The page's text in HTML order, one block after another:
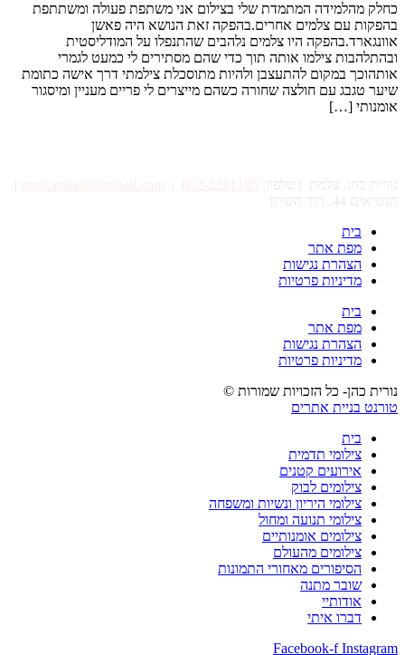
כחלק מהלמידה המתמדת שלי בצילום אני משתפת פעולה ומשתתפת
בהפקות עם צלמים אחרים.בהפקה זאת הנושא היה פאשן
אוונגארד.בהפקה היו צלמים נלהבים שהתנפלו על המודליסטית
ובהתלהבות צילמו אותה תוך כדי שהם מסתירים לי כמעט לגמרי
אותהוכך במקום להתעצבן ולהיות מתוסכלת צילמתי דרך אישה כתומת
שיער טגבג עם חולצה שחורה כשהם מייצרים לי פריים מעניין ומיסגור
אומנותי […]
בית
מפת אתר
הצהרת נגישות
מדיניות פרטיות
בית
מפת אתר
הצהרת נגישות
מדיניות פרטיות
נורית כהן- כל הזכויות שמורות ©
טורנט בניית אתרים
בית
צילומי תדמית
אירועים קטנים
צילומים לבוק
צילומי היריון ונשיות ומשפחה
צילומי תנועה ומחול
צילומים אומנותיים
צילומים מהעולם
הסיפורים מאחורי התמונות
שובר מתנה
אודותיי
דברו איתי
Facebook-f Instagram